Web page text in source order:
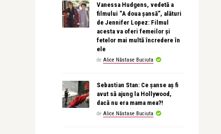
Vanessa Hudgens, vedetă a
filmului “A doua șansă”, alături
de Jennifer Lopez: Filmul
acesta va oferi femeilor și
fetelor mai multă încredere în
ele
de Alice Năstase Buciuta
Sebastian Stan: Ce șanse aș fi
avut să ajung la Hollywood,
dacă nu era mama mea?!
de Alice Năstase Buciuta